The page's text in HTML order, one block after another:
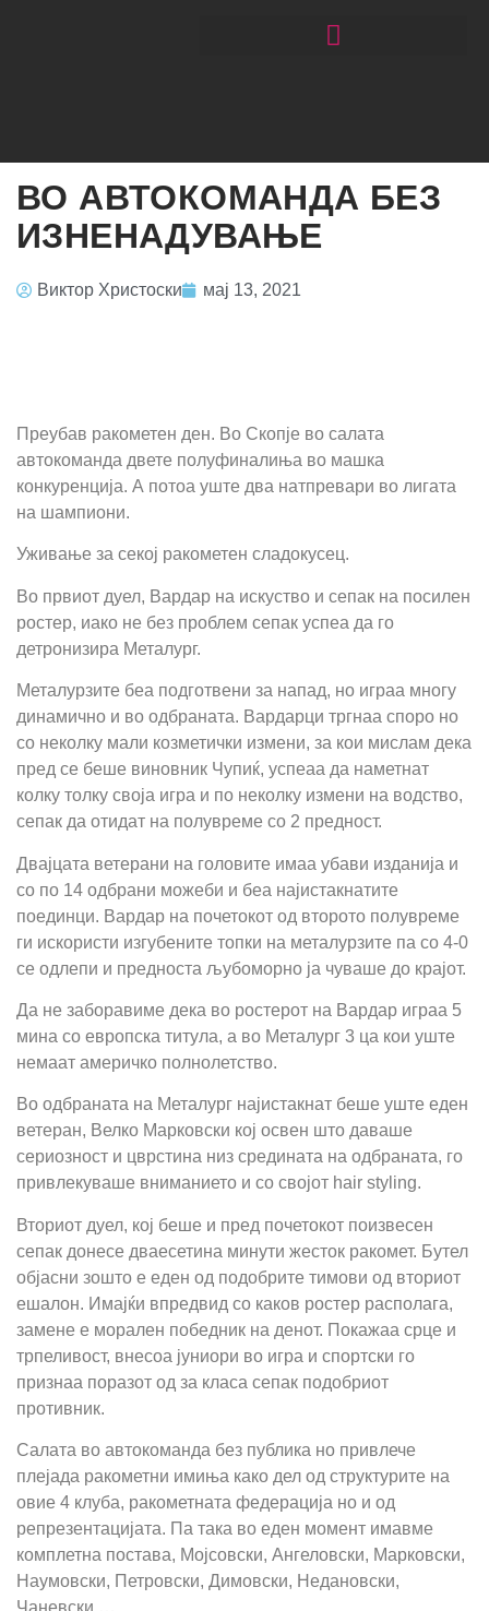
ВО АВТОКОМАНДА БЕЗ
ИЗНЕНАДУВАЊЕ
Виктор Христоски мај 13, 2021
Преубав ракометен ден. Во Скопје во салата
автокоманда двете полуфиналиња во машка
конкуренција. А потоа уште два натпревари во лигата
на шампиони.
Уживање за секој ракометен сладокусец.
Во првиот дуел, Вардар на искуство и сепак на посилен
ростер, иако не без проблем сепак успеа да го
детронизира Металург.
Металурзите беа подготвени за напад, но играа многу
динамично и во одбраната. Вардарци тргнаа споро но
со неколку мали козметички измени, за кои мислам дека
пред се беше виновник Чупиќ, успеаа да наметнат
колку толку своја игра и по неколку измени на водство,
сепак да отидат на полувреме со 2 предност.
Двајцата ветерани на головите имаа убави изданија и
со по 14 одбрани можеби и беа најистакнатите
поединци. Вардар на почетокот од второто полувреме
ги искористи изгубените топки на металурзите па со 4-0
се одлепи и предноста љубоморно ја чуваше до крајот.
Да не заборавиме дека во ростерот на Вардар играа 5
мина со европска титула, а во Металург 3 ца кои уште
немаат америчко полнолетство.
Во одбраната на Металург најистакнат беше уште еден
ветеран, Велко Марковски кој освен што даваше
сериозност и цврстина низ средината на одбраната, го
привлекуваше вниманието и со својот hair styling.
Вториот дуел, кој беше и пред почетокот поизвесен
сепак донесе дваесетина минути жесток ракомет. Бутел
објасни зошто е еден од подобрите тимови од вториот
ешалон. Имајќи впредвид со каков ростер располага,
замене е морален победник на денот. Покажаа срце и
трпеливост, внесоа јуниори во игра и спортски го
признаа поразот од за класа сепак подобриот
противник.
Салата во автокоманда без публика но привлече
плејада ракометни имиња како дел од структурите на
овие 4 клуба, ракометната федерација но и од
репрезентацијата. Па така во еден момент имавме
комплетна постава, Мојсовски, Ангеловски, Марковски,
Наумовски, Петровски, Димовски, Недановски,